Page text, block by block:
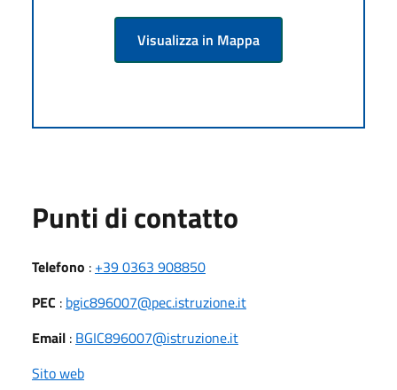
Visualizza in Mappa
Punti di contatto
Telefono : +39 0363 908850
PEC : bgic896007@pec.istruzione.it
Email : BGIC896007@istruzione.it
Sito web